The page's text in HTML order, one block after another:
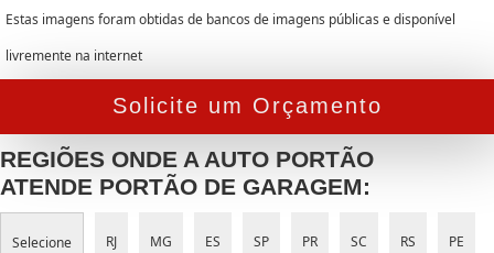
Estas imagens foram obtidas de bancos de imagens públicas e disponível
livremente na internet
Solicite um Orçamento
REGIÕES ONDE A AUTO PORTÃO
ATENDE PORTÃO DE GARAGEM:
Selecione RJ MG ES SP PR SC RS PE